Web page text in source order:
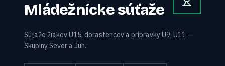
Mládežnícke súťaže
Súťaže žiakov U15, dorastencov a prípravky U9, U11 —
Skupiny Sever a Juh.